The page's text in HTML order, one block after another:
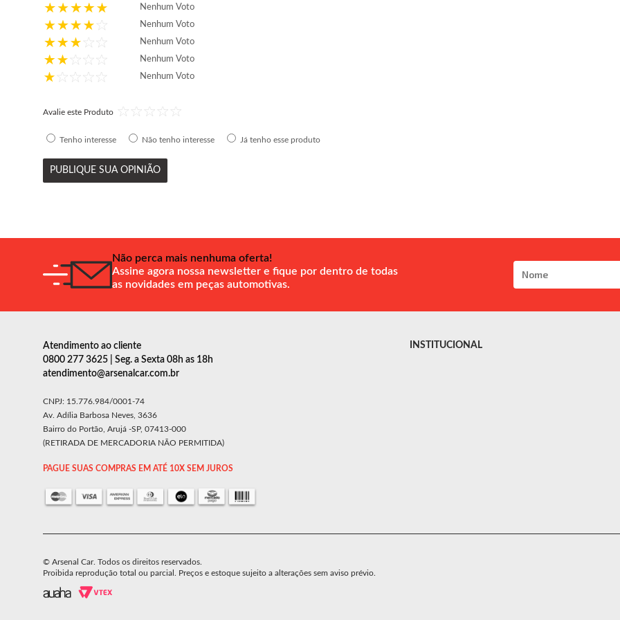
Nenhum Voto
Nenhum Voto
Nenhum Voto
Nenhum Voto
Nenhum Voto
Avalie este Produto
Tenho interesse Não tenho interesse Já tenho esse produto
PUBLIQUE SUA OPINIÃO
Não perca mais nenhuma oferta!
Assine agora nossa newsletter e fique por dentro de todas
as novidades em peças automotivas.
Atendimento ao cliente
0800 277 3625 | Seg. a Sexta 08h as 18h
atendimento@arsenalcar.com.br
CNPJ: 15.776.984/0001-74
Av. Adília Barbosa Neves, 3636
Bairro do Portão, Arujá -SP, 07413-000
(RETIRADA DE MERCADORIA NÃO PERMITIDA)
PAGUE SUAS COMPRAS EM ATÉ 10X SEM JUROS
INSTITUCIONAL
© Arsenal Car. Todos os direitos reservados.
Proibida reprodução total ou parcial. Preços e estoque sujeito a alterações sem aviso prévio.